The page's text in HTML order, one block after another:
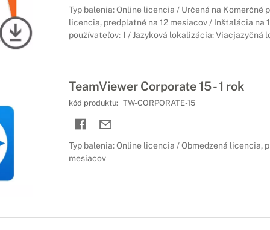
Typ balenia: Online licencia / Určená na Komerčné
licencia, predplatné na 12 mesiacov / Inštalácia na
používateľov: 1 / Jazyková lokalizácia: Viacjazyčná
TeamViewer Corporate 15 - 1 rok
kód produktu: TW-CORPORATE-15
Typ balenia: Online licencia / Obmedzená licencia,
mesiacov